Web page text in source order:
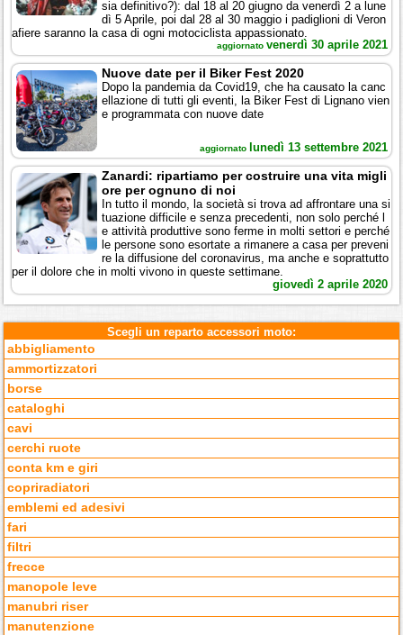
sia definitivo?): dal 18 al 20 giugno da venerdì 2 a lune
dì 5 Aprile, poi dal 28 al 30 maggio i padiglioni di Veron
afiere saranno la casa di ogni motociclista appassionato.
aggiornato venerdì 30 aprile 2021
Nuove date per il Biker Fest 2020
Dopo la pandemia da Covid19, che ha causato la canc
ellazione di tutti gli eventi, la Biker Fest di Lignano vien
e programmata con nuove date
aggiornato lunedì 13 settembre 2021
Zanardi: ripartiamo per costruire una vita migli
ore per ognuno di noi
In tutto il mondo, la società si trova ad affrontare una si
tuazione difficile e senza precedenti, non solo perché l
e attività produttive sono ferme in molti settori e perché
le persone sono esortate a rimanere a casa per preveni
re la diffusione del coronavirus, ma anche e soprattutto
per il dolore che in molti vivono in queste settimane.
giovedì 2 aprile 2020
Scegli un reparto accessori moto:
abbigliamento
ammortizzatori
borse
cataloghi
cavi
cerchi ruote
conta km e giri
copriradiatori
emblemi ed adesivi
fari
filtri
frecce
manopole leve
manubri riser
manutenzione